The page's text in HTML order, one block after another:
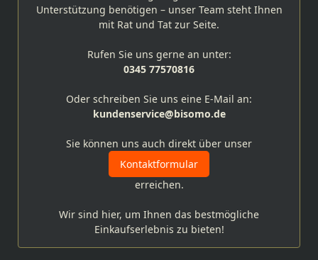
Unterstützung benötigen – unser Team steht Ihnen
mit Rat und Tat zur Seite.
Rufen Sie uns gerne an unter:
0345 77570816
Oder schreiben Sie uns eine E-Mail an:
kundenservice@bisomo.de
Sie können uns auch direkt über unser
Kontaktformular
erreichen.
Wir sind hier, um Ihnen das bestmögliche
Einkaufserlebnis zu bieten!